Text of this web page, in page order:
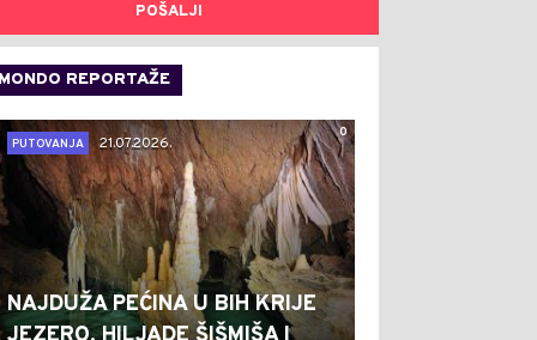
POŠALJI
MONDO REPORTAŽE
0
PUTOVANJA
21.07.2026.
NAJDUŽA PEĆINA U BIH KRIJE